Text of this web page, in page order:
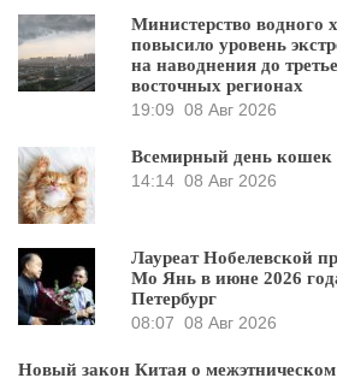
Министерство водного
повысило уровень
на наводнения до
восточных регионах
19:09 08 Авг 2026
Всемирный день кошек
14:14 08 Авг 2026
Лауреат Нобелевской
Мо Янь в июне 2026
Петербург
08:07 08 Авг 2026
Новый закон Китая о межэтническом